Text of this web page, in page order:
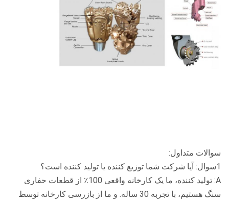
سوالات متداول:
1سوال: آیا شرکت شما توزیع کننده یا تولید کننده است؟
A: تولید کننده، ما یک کارخانه واقعی 100٪ از قطعات حفاری
سنگ هستیم، با تجربه 30 ساله. و ما از بازرسی کارخانه توسط